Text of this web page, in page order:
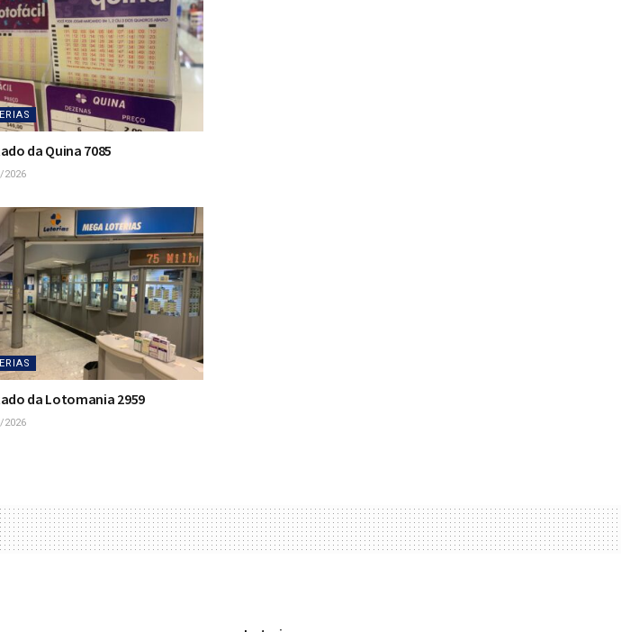
da Quina 7085
da Lotomania 2959